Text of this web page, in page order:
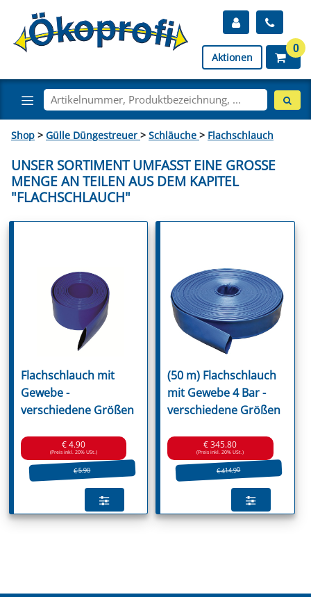
Aktionen
0
Shop > Gülle Düngestreuer > Schläuche > Flachschlauch
UNSER SORTIMENT UMFASST EINE GROSSE M
ENGE AN TEILEN AUS DEM KAPITEL "
FLACHSCHLAUCH"
Flachschlauch mit
Gewebe -
verschiedene Größen
€ 4.90
(Preis inkl. 20% USt.)
€ 5.90
(50 m) Flachschlauch
mit Gewebe 4 Bar -
verschiedene Größen
€ 345.80
(Preis inkl. 20% USt.)
€ 414.90